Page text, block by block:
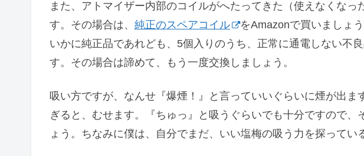
また、アトマイザー内部のコイルがへたってきた（使えなくなっ
す。その場合は、 純正のスペアコイル
をAmazonで買いましょ
いかに純正品であれども、5個入りのうち、正常に通電しない不
す。その場合は諦めて、もう一度交換しましょう。
吸い方ですが、なんせ『爆煙！』と言っていいぐらいに煙が出ま
ぎると、むせます。『ちゅっ』と吸うぐらいでも十分ですので、
ょう。ちなみに僕は、自分でまだ、いい塩梅の吸う力を探ってい